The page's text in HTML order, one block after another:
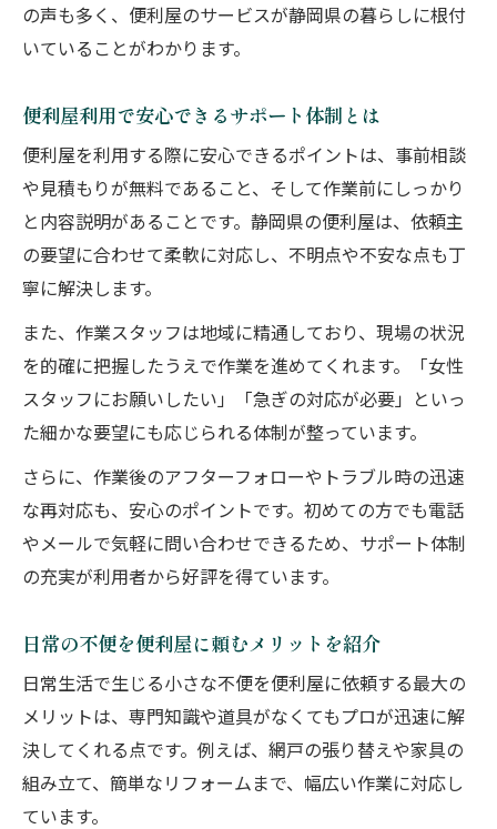
便利屋の対応範囲で失敗しない依頼方法
便利屋への修理依頼がうまくいくコツ
ント
修理内容を便利屋に明確に伝えるコツを解
説
便利屋への相談でトラブルを防ぐ方法
便利屋活用時の見積もり・相談の進め方
の声も多く、便利屋のサービスが静岡県の暮らしに根付
いていることがわかります。
便利屋利用で安心できるサポート体制とは
便利屋を利用する際に安心できるポイントは、事前相談
や見積もりが無料であること、そして作業前にしっかり
と内容説明があることです。静岡県の便利屋は、依頼主
の要望に合わせて柔軟に対応し、不明点や不安な点も丁
寧に解決します。
また、作業スタッフは地域に精通しており、現場の状況
を的確に把握したうえで作業を進めてくれます。「女性
スタッフにお願いしたい」「急ぎの対応が必要」といっ
た細かな要望にも応じられる体制が整っています。
さらに、作業後のアフターフォローやトラブル時の迅速
な再対応も、安心のポイントです。初めての方でも電話
やメールで気軽に問い合わせできるため、サポート体制
の充実が利用者から好評を得ています。
日常の不便を便利屋に頼むメリットを紹介
日常生活で生じる小さな不便を便利屋に依頼する最大の
メリットは、専門知識や道具がなくてもプロが迅速に解
決してくれる点です。例えば、網戸の張り替えや家具の
組み立て、簡単なリフォームまで、幅広い作業に対応し
ています。